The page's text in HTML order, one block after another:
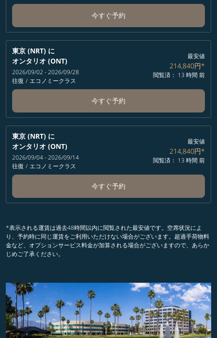
今すぐ予約
東京 (NRT) に
オンタリオ (ONT)
2026/09/02 - 2026/09/28
往復 / エコノミークラス
最安値
214,840円*
閲覧済： 13 時間 前
今すぐ予約
東京 (NRT) に
オンタリオ (ONT)
2026/09/04 - 2026/09/14
往復 / エコノミークラス
最安値
214,840円*
閲覧済： 13 時間 前
今すぐ予約
*表示される運賃は過去48時間以内に閲覧された最安値です。空席状況によ
り、予約時に同じ運賃をご利用いただけない場合がございます。超過手荷物料
金など、オプションサービス料金が加算される場合がございますので、あらか
じめご了承ください。